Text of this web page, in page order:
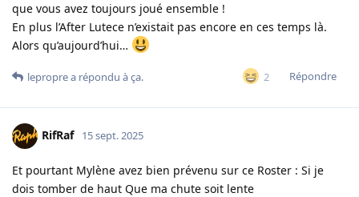
que vous avez toujours joué ensemble !
En plus l’After Lutece n’existait pas encore en ces temps là.
Alors qu’aujourd’hui…
2 Répondre
leproprea répondu à ça.
RifRaf 15 sept. 2025
Et pourtant Mylène avez bien prévenu sur ce Roster : Si je
dois tomber de haut Que ma chute soit lente